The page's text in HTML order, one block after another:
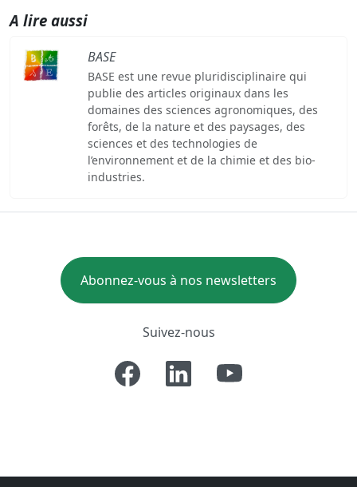
A lire aussi
BASE
BASE est une revue pluridisciplinaire qui
publie des articles originaux dans les
domaines des sciences agronomiques, des
forêts, de la nature et des paysages, des
sciences et des technologies de
l’environnement et de la chimie et des bio-
industries.
Abonnez-vous à nos newsletters
Suivez-nous